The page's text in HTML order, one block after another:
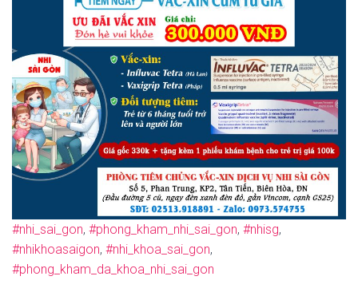
#nhi_sai_gon, #phong_kham_nhi_sai_gon, #nhisg,
#nhikhoasaigon, #nhi_khoa_sai_gon,
#phong_kham_da_khoa_nhi_sai_gon